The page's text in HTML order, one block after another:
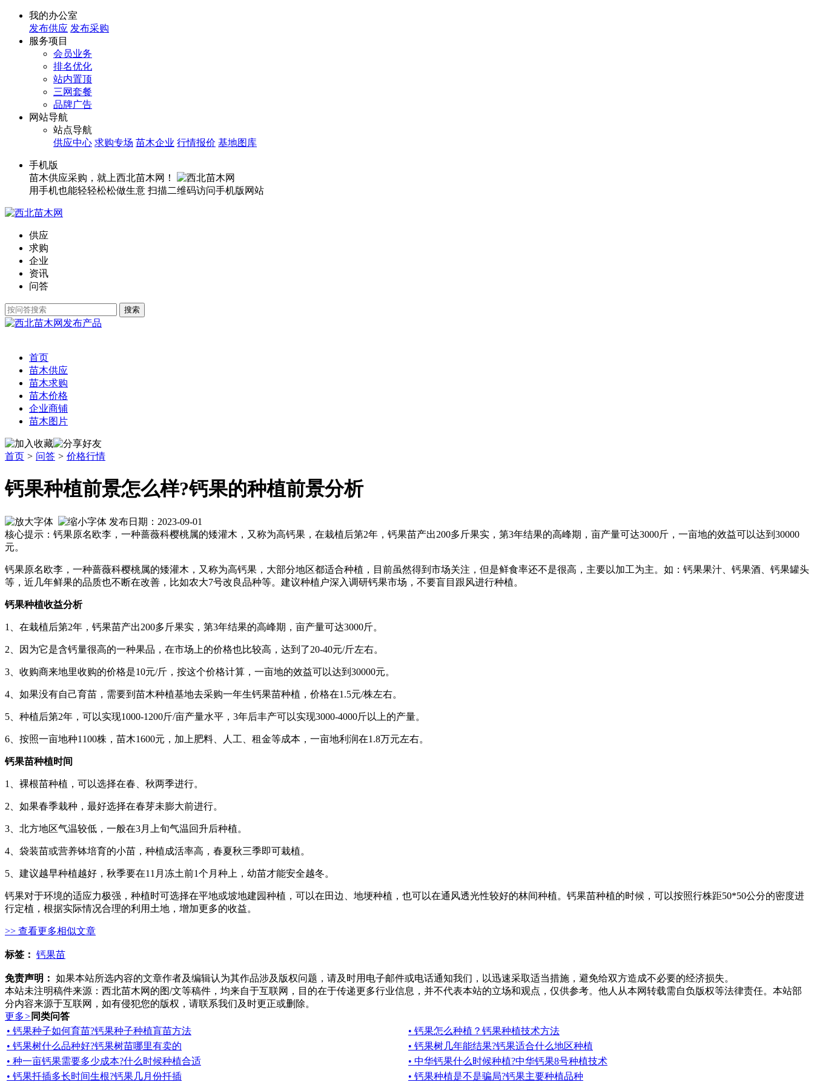
我的办公室
发布供应 发布采购
服务项目
会员业务
排名优化
站内置顶
三网套餐
品牌广告
网站导航
站点导航
供应中心 求购专场 苗木企业 行情报价 基地图库
手机版
苗木供应采购，就上西北苗木网！
用手机也能轻轻松松做生意 扫描二维码访问手机版网站
供应
求购
企业
资讯
问答
发布产品
首页
苗木供应
苗木求购
苗木价格
企业商铺
苗木图片
首页 > 问答 > 价格行情
钙果种植前景怎么样?钙果的种植前景分析
发布日期：2023-09-01
核心提示：钙果原名欧李，一种蔷薇科樱桃属的矮灌木，又称为高钙果，在栽植后第2年，钙果苗产出200多斤果实，第3年结果的高峰期，亩产量可达3000斤，一亩地的效益可以达到30000
元。
钙果原名欧李，一种蔷薇科樱桃属的矮灌木，又称为高钙果，大部分地区都适合种植，目前虽然得到市场关注，但是鲜食率还不是很高，主要以加工为主。如：钙果果汁、钙果酒、钙果罐头
等，近几年鲜果的品质也不断在改善，比如农大7号改良品种等。建议种植户深入调研钙果市场，不要盲目跟风进行种植。
钙果种植收益分析
1、在栽植后第2年，钙果苗产出200多斤果实，第3年结果的高峰期，亩产量可达3000斤。
2、因为它是含钙量很高的一种果品，在市场上的价格也比较高，达到了20-40元/斤左右。
3、收购商来地里收购的价格是10元/斤，按这个价格计算，一亩地的效益可以达到30000元。
4、如果没有自己育苗，需要到苗木种植基地去采购一年生钙果苗种植，价格在1.5元/株左右。
5、种植后第2年，可以实现1000-1200斤/亩产量水平，3年后丰产可以实现3000-4000斤以上的产量。
6、按照一亩地种1100株，苗木1600元，加上肥料、人工、租金等成本，一亩地利润在1.8万元左右。
钙果苗种植时间
1、裸根苗种植，可以选择在春、秋两季进行。
2、如果春季栽种，最好选择在春芽未膨大前进行。
3、北方地区气温较低，一般在3月上旬气温回升后种植。
4、袋装苗或营养钵培育的小苗，种植成活率高，春夏秋三季即可栽植。
5、建议越早种植越好，秋季要在11月冻土前1个月种上，幼苗才能安全越冬。
钙果对于环境的适应力极强，种植时可选择在平地或坡地建园种植，可以在田边、地埂种植，也可以在通风透光性较好的林间种植。钙果苗种植的时候，可以按照行株距50*50公分的密度进
行定植，根据实际情况合理的利用土地，增加更多的收益。
>> 查看更多相似文章
标签： 钙果苗
免责声明： 如果本站所选内容的文章作者及编辑认为其作品涉及版权问题，请及时用电子邮件或电话通知我们，以迅速采取适当措施，避免给双方造成不必要的经济损失。
本站未注明稿件来源：西北苗木网的图/文等稿件，均来自于互联网，目的在于传递更多行业信息，并不代表本站的立场和观点，仅供参考。他人从本网转载需自负版权等法律责任。本站部
分内容来源于互联网，如有侵犯您的版权，请联系我们及时更正或删除。
更多> 同类问答
• 钙果种子如何育苗?钙果种子种植肓苗方法
• 钙果怎么种植？钙果种植技术方法
• 钙果树什么品种好?钙果树苗哪里有卖的
• 钙果树几年能结果?钙果适合什么地区种植
• 种一亩钙果需要多少成本?什么时候种植合适
• 中华钙果什么时候种植?中华钙果8号种植技术
• 钙果扦插多长时间生根?钙果几月份扦插
• 钙果种植是不是骗局?钙果主要种植品种